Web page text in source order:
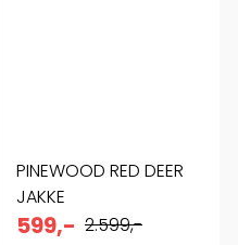
PINEWOOD RED DEER
JAKKE
599,- 2.599,-